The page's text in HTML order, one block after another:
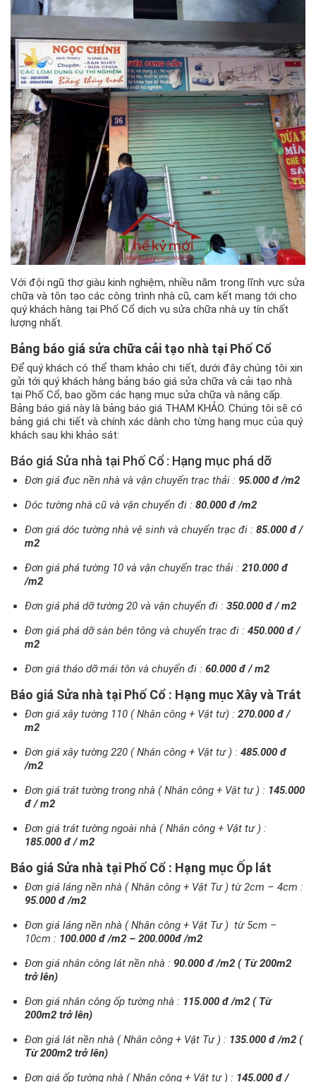
Với đội ngũ thợ giàu kinh nghiệm, nhiều năm trong lĩnh vực sửa
chữa và tôn tạo các công trình nhà cũ, cam kết mang tới cho
quý khách hàng tại Phố Cổ dịch vụ sửa chữa nhà uy tín chất
lượng nhất.
Bảng báo giá sửa chữa cải tạo nhà tại Phố Cổ
Để quý khách có thể tham khảo chi tiết, dưới đây chúng tôi xin
gửi tới quý khách hàng bảng báo giá sửa chữa và cải tạo nhà
tại Phố Cổ, bao gồm các hạng mục sửa chữa và nâng cấp.
Bảng báo giá này là bảng báo giá THAM KHẢO. Chúng tôi sẽ có
bảng giá chi tiết và chính xác dành cho từng hạng mục của quý
khách sau khi khảo sát:
Báo giá Sửa nhà tại Phố Cổ : Hạng mục phá dỡ
Đơn giá đục nền nhà và vận chuyển trạc thải : 95.000 đ /m2
Dóc tường nhà cũ và vận chuyển đi : 80.000 đ /m2
Đơn giá dóc tường nhà vệ sinh và chuyển trạc đi : 85.000 đ /
m2
Đơn giá phá tường 10 và vận chuyển trạc thải : 210.000 đ
/m2
Đơn giá phá dỡ tường 20 và vận chuyển đi : 350.000 đ / m2
Đơn giá phá dỡ sàn bên tông và chuyển trạc đi : 450.000 đ /
m2
Đơn giá tháo dỡ mái tôn và chuyển đi : 60.000 đ / m2
Báo giá Sửa nhà tại Phố Cổ : Hạng mục Xây và Trát
Đơn giá xây tường 110 ( Nhân công + Vật tư) : 270.000 đ /
m2
Đơn giá xây tường 220 ( Nhân công + Vật tư ) : 485.000 đ
/m2
Đơn giá trát tường trong nhà ( Nhân công + Vật tư ) : 145.000
đ / m2
Đơn giá trát tường ngoài nhà ( Nhân công + Vật tư ) :
185.000 đ / m2
Báo giá Sửa nhà tại Phố Cổ : Hạng mục Ốp lát
Đơn giá láng nền nhà ( Nhân công + Vật Tư ) từ 2cm – 4cm :
95.000 đ /m2
Đơn giá láng nền nhà ( Nhân công + Vật Tư ) từ 5cm –
10cm : 100.000 đ /m2 – 200.000đ /m2
Đơn giá nhân công lát nền nhà : 90.000 đ /m2 ( Từ 200m2
trở lên)
Đơn giá nhân công ốp tường nhà : 115.000 đ /m2 ( Từ
200m2 trở lên)
Đơn giá lát nền nhà ( Nhân công + Vật Tư ) : 135.000 đ /m2 (
Từ 200m2 trở lên)
Đơn giá ốp tường nhà ( Nhân công + Vật tư ) : 145.000 đ /